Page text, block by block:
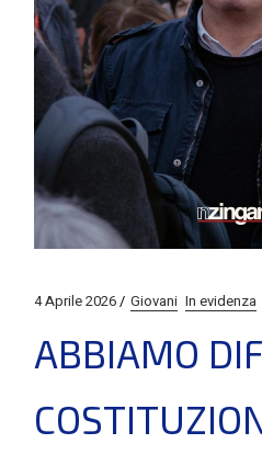
4 Aprile 2026 Giovani In evidenza
ABBIAMO